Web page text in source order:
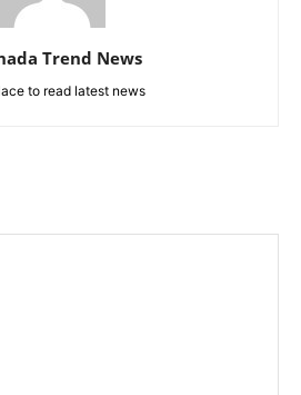
Trend News
to read latest news